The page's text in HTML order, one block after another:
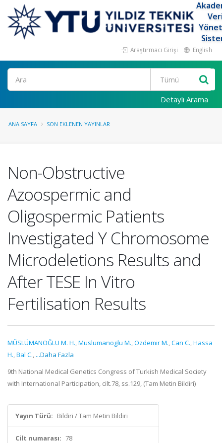
Araştırmacı Girişi English
Ara
Detaylı Arama
ANA SAYFA SON EKLENEN YAYINLAR
Non-Obstructive
Azoospermic and
Oligospermic Patients
Investigated Y Chromosome
Microdeletions Results and
After TESE In Vitro
Fertilisation Results
MÜSLÜMANOĞLU M. H.,Muslumanoglu M.,Ozdemir M.,Can C.,Hassa
H.,Bal C., ...Daha Fazla
9th National Medical Genetics Congress of Turkish Medical Society
with International Participation, cilt.78, ss.129, (Tam Metin Bildiri)
Yayın Türü: Bildiri / Tam Metin Bildiri
Cilt numarası: 78